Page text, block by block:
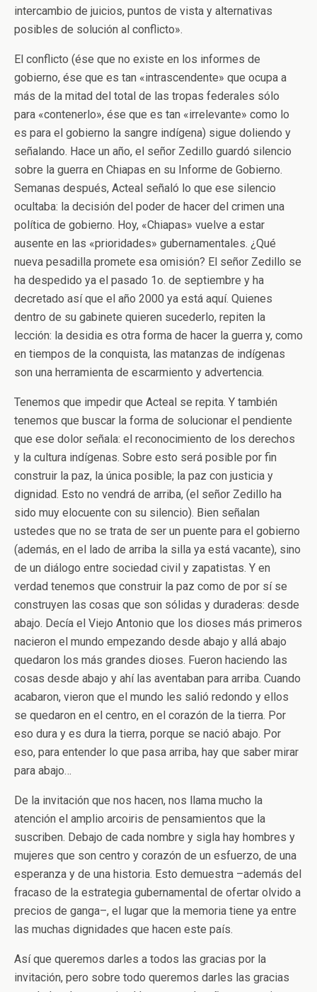
intercambio de juicios, puntos de vista y alternativas
posibles de solución al conflicto».
El conflicto (ése que no existe en los informes de
gobierno, ése que es tan «intrascendente» que ocupa a
más de la mitad del total de las tropas federales sólo
para «contenerlo», ése que es tan «irrelevante» como lo
es para el gobierno la sangre indígena) sigue doliendo y
señalando. Hace un año, el señor Zedillo guardó silencio
sobre la guerra en Chiapas en su Informe de Gobierno.
Semanas después, Acteal señaló lo que ese silencio
ocultaba: la decisión del poder de hacer del crimen una
política de gobierno. Hoy, «Chiapas» vuelve a estar
ausente en las «prioridades» gubernamentales. ¿Qué
nueva pesadilla promete esa omisión? El señor Zedillo se
ha despedido ya el pasado 1o. de septiembre y ha
decretado así que el año 2000 ya está aquí. Quienes
dentro de su gabinete quieren sucederlo, repiten la
lección: la desidia es otra forma de hacer la guerra y, como
en tiempos de la conquista, las matanzas de indígenas
son una herramienta de escarmiento y advertencia.
Tenemos que impedir que Acteal se repita. Y también
tenemos que buscar la forma de solucionar el pendiente
que ese dolor señala: el reconocimiento de los derechos
y la cultura indígenas. Sobre esto será posible por fin
construir la paz, la única posible; la paz con justicia y
dignidad. Esto no vendrá de arriba, (el señor Zedillo ha
sido muy elocuente con su silencio). Bien señalan
ustedes que no se trata de ser un puente para el gobierno
(además, en el lado de arriba la silla ya está vacante), sino
de un diálogo entre sociedad civil y zapatistas. Y en
verdad tenemos que construir la paz como de por sí se
construyen las cosas que son sólidas y duraderas: desde
abajo. Decía el Viejo Antonio que los dioses más primeros
nacieron el mundo empezando desde abajo y allá abajo
quedaron los más grandes dioses. Fueron haciendo las
cosas desde abajo y ahí las aventaban para arriba. Cuando
acabaron, vieron que el mundo les salió redondo y ellos
se quedaron en el centro, en el corazón de la tierra. Por
eso dura y es dura la tierra, porque se nació abajo. Por
eso, para entender lo que pasa arriba, hay que saber mirar
para abajo…
De la invitación que nos hacen, nos llama mucho la
atención el amplio arcoiris de pensamientos que la
suscriben. Debajo de cada nombre y sigla hay hombres y
mujeres que son centro y corazón de un esfuerzo, de una
esperanza y de una historia. Esto demuestra –además del
fracaso de la estrategia gubernamental de ofertar olvido a
precios de ganga–, el lugar que la memoria tiene ya entre
las muchas dignidades que hacen este país.
Así que queremos darles a todos las gracias por la
invitación, pero sobre todo queremos darles las gracias